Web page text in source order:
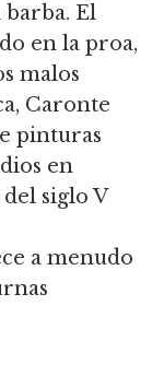
El
en la proa,
malos
Caronte
pinturas
en
siglo V
a menudo